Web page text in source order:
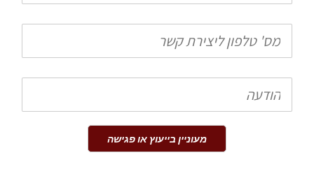
טלפון
הודעה
מעוניין בייעוץ או פגישה